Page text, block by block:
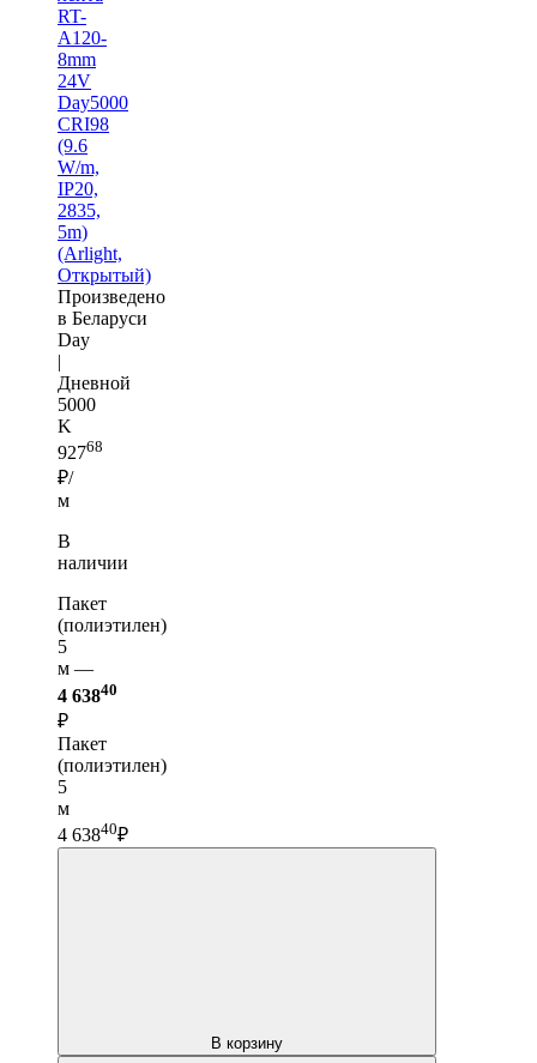
RT-
A120-
8mm
24V
Day5000
CRI98
(9.6
W/m,
IP20,
2835,
5m)
(Arlight,
Открытый)
Произведено
в Беларуси
Day
|
Дневной
5000
K
92768
₽/
м
В
наличии
Пакет
(полиэтилен)
5
м —
4 63840
₽
Пакет
(полиэтилен)
5
м
4 63840₽
В корзину